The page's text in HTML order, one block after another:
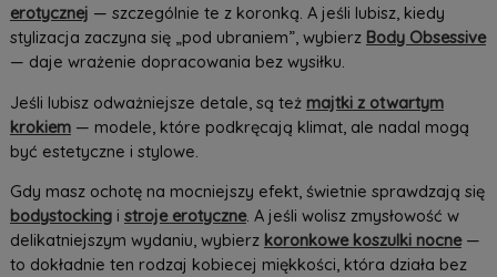
erotycznej — szczególnie te z koronką. A jeśli lubisz, kiedy
stylizacja zaczyna się „pod ubraniem”, wybierz Body Obsessive
— daje wrażenie dopracowania bez wysiłku.
Jeśli lubisz odważniejsze detale, są też majtki z otwartym
krokiem— modele, które podkręcają klimat, ale nadal mogą
być estetyczne i stylowe.
Gdy masz ochotę na mocniejszy efekt, świetnie sprawdzają się
bodystockingi stroje erotyczne. A jeśli wolisz zmysłowość w
delikatniejszym wydaniu, wybierz koronkowe koszulki nocne—
to dokładnie ten rodzaj kobiecej miękkości, która działa bez